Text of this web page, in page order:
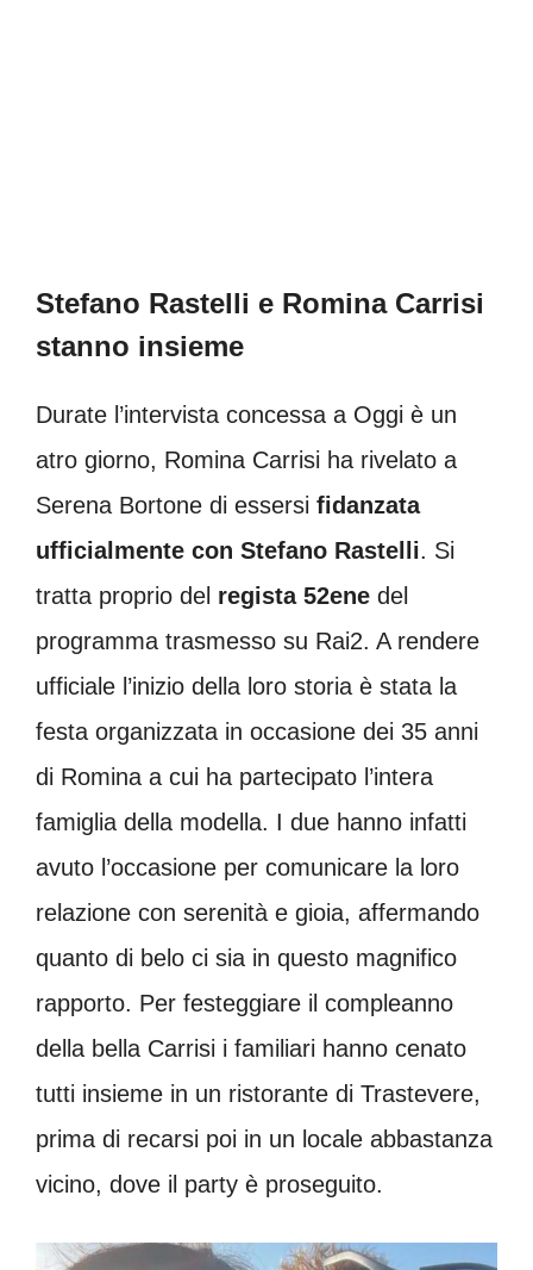
Stefano Rastelli e Romina Carrisi
stanno insieme
Durate l’intervista concessa a Oggi è un
atro giorno, Romina Carrisi ha rivelato a
Serena Bortone di essersi fidanzata
ufficialmente con Stefano Rastelli. Si
tratta proprio del regista 52ene del
programma trasmesso su Rai2. A rendere
ufficiale l’inizio della loro storia è stata la
festa organizzata in occasione dei 35 anni
di Romina a cui ha partecipato l’intera
famiglia della modella. I due hanno infatti
avuto l’occasione per comunicare la loro
relazione con serenità e gioia, affermando
quanto di belo ci sia in questo magnifico
rapporto. Per festeggiare il compleanno
della bella Carrisi i familiari hanno cenato
tutti insieme in un ristorante di Trastevere,
prima di recarsi poi in un locale abbastanza
vicino, dove il party è proseguito.